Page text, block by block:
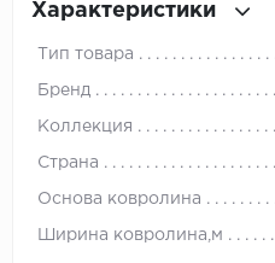
Характеристики
Тип товара
Бренд
Коллекция
Страна
Основа ковролина
Ширина ковролина,м